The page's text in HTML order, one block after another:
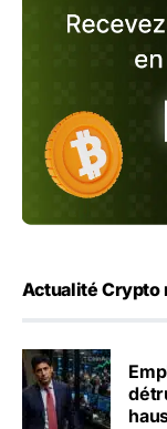
Actualité Crypto